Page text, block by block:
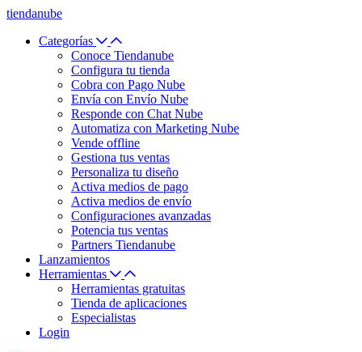
tiendanube
Categorías
Conoce Tiendanube
Configura tu tienda
Cobra con Pago Nube
Envía con Envío Nube
Responde con Chat Nube
Automatiza con Marketing Nube
Vende offline
Gestiona tus ventas
Personaliza tu diseño
Activa medios de pago
Activa medios de envío
Configuraciones avanzadas
Potencia tus ventas
Partners Tiendanube
Lanzamientos
Herramientas
Herramientas gratuitas
Tienda de aplicaciones
Especialistas
Login